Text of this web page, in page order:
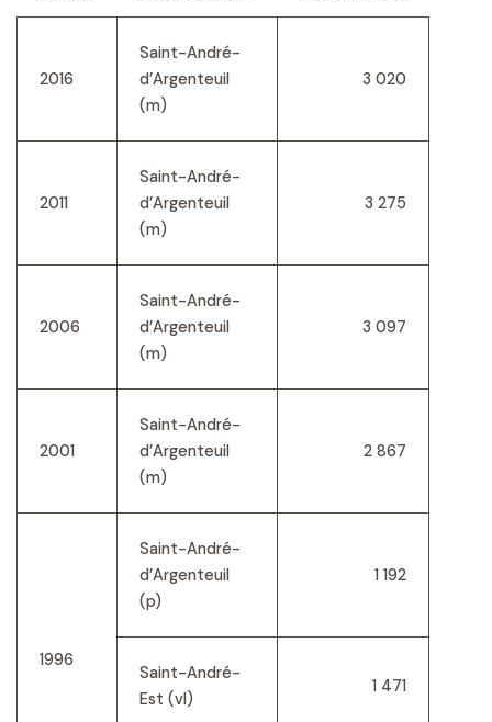
2016
Saint-André-
d’Argenteuil
(m)
3 020
2011
Saint-André-
d’Argenteuil
(m)
3 275
2006
Saint-André-
d’Argenteuil
(m)
3 097
2001
Saint-André-
d’Argenteuil
(m)
2 867
1996
Saint-André-
d’Argenteuil
(p)
1 192
Saint-André-
Est (vl)
1 471